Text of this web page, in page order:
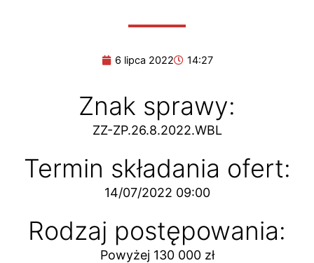
6 lipca 2022 14:27
Znak sprawy:
ZZ-ZP.26.8.2022.WBL
Termin składania ofert:
14/07/2022 09:00
Rodzaj postępowania:
Powyżej 130 000 zł